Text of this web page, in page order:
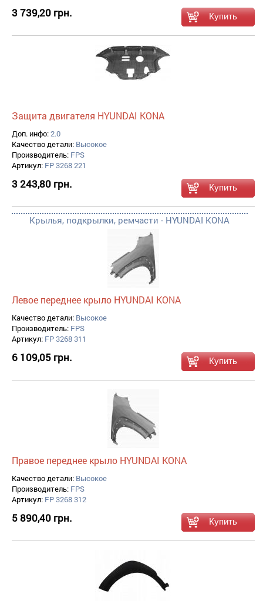
3 739,20 грн.
Защита двигателя HYUNDAI KONA
Доп. инфо:2.0
Качество детали: Высокое
Производитель: FPS
Артикул: FP 3268 221
3 243,80 грн.
Крылья, подкрылки, ремчасти - HYUNDAI KONA
Левое переднее крыло HYUNDAI KONA
Качество детали: Высокое
Производитель: FPS
Артикул: FP 3268 311
6 109,05 грн.
Правое переднее крыло HYUNDAI KONA
Качество детали: Высокое
Производитель: FPS
Артикул: FP 3268 312
5 890,40 грн.